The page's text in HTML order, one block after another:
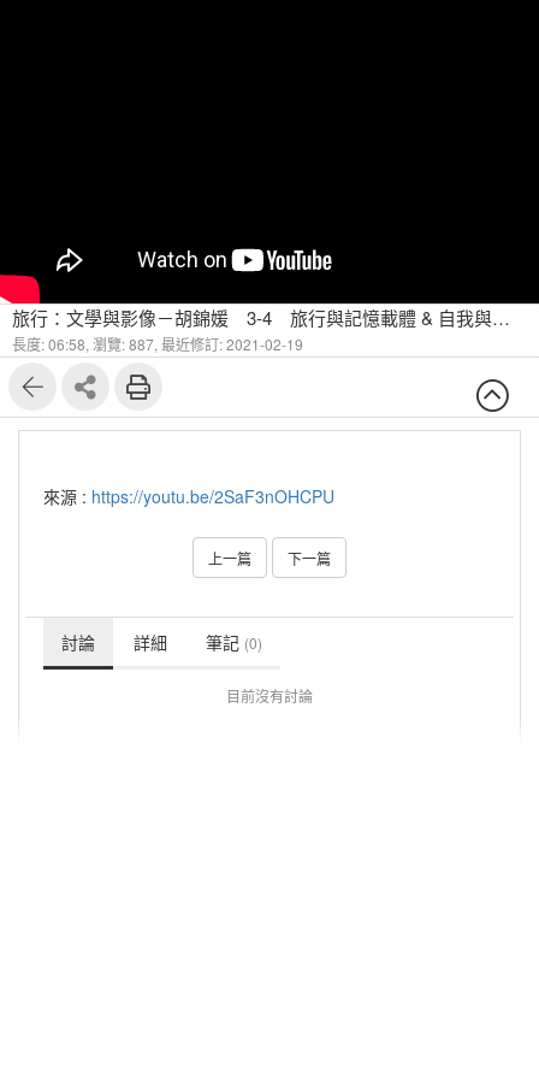
旅行：文學與影像－胡錦媛 3-4 旅⾏與記憶載體 & ⾃我與他者 三、旅遊符號終結旅遊？
長度: 06:58, 瀏覽: 887, 最近修訂: 2021-02-19
來源 : https://youtu.be/2SaF3nOHCPU
上一篇 下一篇
討論 詳細 筆記 (0)
目前沒有討論